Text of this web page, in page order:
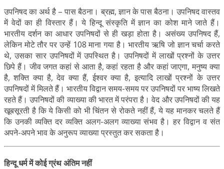
उपनिषद का अर्थ है – पास बैठना। ब्रह्म, ज्ञान के पास बैठना। उपनिषद वास्तव
में वेदों का ही विस्तार हैं। ये हिन्दू संस्कृति में ज्ञान का कोश माने जाते हैं।
भारतीय दर्शन का आधार उपनिषदों से ही खड़ा होता है। असंख्य उपनिषद हैं,
लेकिन मोटे तौर पर उन्हें 108 माना गया है। भारतीय ऋषि जो ज्ञान चर्चा करते
थे, उसका सार उपनिषदों में उपस्थित है। उपनिषदों में लाखों प्रश्नों के उत्तर
छिपे हैं। जीव जगत कहां से आता है, कहां रहता है और कहां जाएगा, मनुष्य क्या
है, शक्ति क्या है, देव क्या हैं, ईश्वर क्या है, इत्यादि लाखों प्रश्नों के उत्तर
उपनिषदों में मिलते हैं। भारतीय विद्वान समय-समय पर उपनिषदों पर भाष्य लिखते
रहते हैं। उपनिषदों की व्याख्या की भारत में परंपरा है। वेद और उपनिषदों की यह
खूबसूरती है कि ये किसी को भी चिंतन से रोकते नहीं हैं, ये यह मानकर चलते हैं
कि उनकी व्यक्ति दर व्यक्ति अलग-अलग व्याख्या संभव है। हर विद्वान व संत
अपने-अपने भाव के अनुरूप व्याख्या प्रस्तुत कर सकता है।
हिन्दू धर्म में कोई ग्रंथ अंतिम नहीं